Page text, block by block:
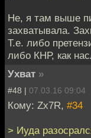
Не, я там выше
захватывала.
Т.е. либо
либо КНР, как
Ухват »
#48 | 07.03.16 09:04
Кому: Zx7R, #34
> Иуда